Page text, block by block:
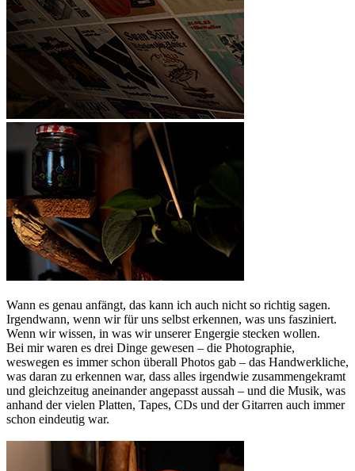
Wann es genau anfängt, das kann ich auch nicht so richtig sagen.
Irgendwann, wenn wir für uns selbst erkennen, was uns fasziniert.
Wenn wir wissen, in was wir unserer Engergie stecken wollen.
Bei mir waren es drei Dinge gewesen – die Photographie,
weswegen es immer schon überall Photos gab – das Handwerkliche,
was daran zu erkennen war, dass alles irgendwie zusammengekramt
und gleichzeitug aneinander angepasst aussah – und die Musik, was
anhand der vielen Platten, Tapes, CDs und der Gitarren auch immer
schon eindeutig war.